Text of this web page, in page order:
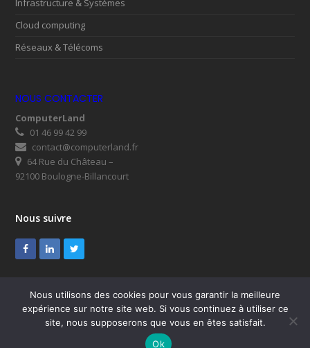
Cloud computing
Réseaux & Télécoms
NOUS CONTACTER
ComputerLand
01 46 99 42 99
contact@computerland.fr
64 Rue du Château –
92100 Boulogne-Billancourt
Nous suivre
Facebook
LinkedInTwitter
© ComputerLand 2026
SUPPORT
Mentions légales
Nous contacter
Nous utilisons des cookies pour vous garantir la meilleure
expérience sur notre site web. Si vous continuez à utiliser ce
site, nous supposerons que vous en êtes satisfait.
Ok